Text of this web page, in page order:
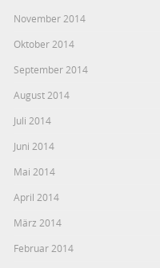
November 2014
Oktober 2014
September 2014
August 2014
Juli 2014
Juni 2014
Mai 2014
April 2014
März 2014
Februar 2014